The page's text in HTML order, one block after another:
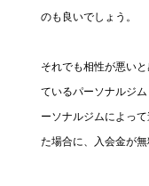
のも良いでしょう。
それでも相性が悪い
ているパーソナルジ
ーソナルジムによっ
た場合に、入会金が